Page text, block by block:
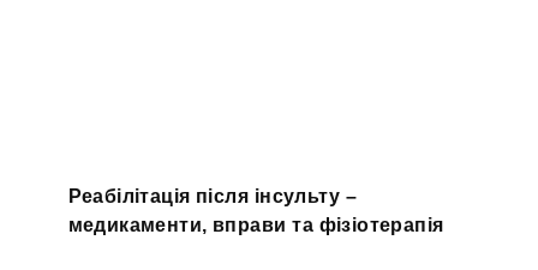
Реабілітація після інсульту –
медикаменти, вправи та фізіотерапія